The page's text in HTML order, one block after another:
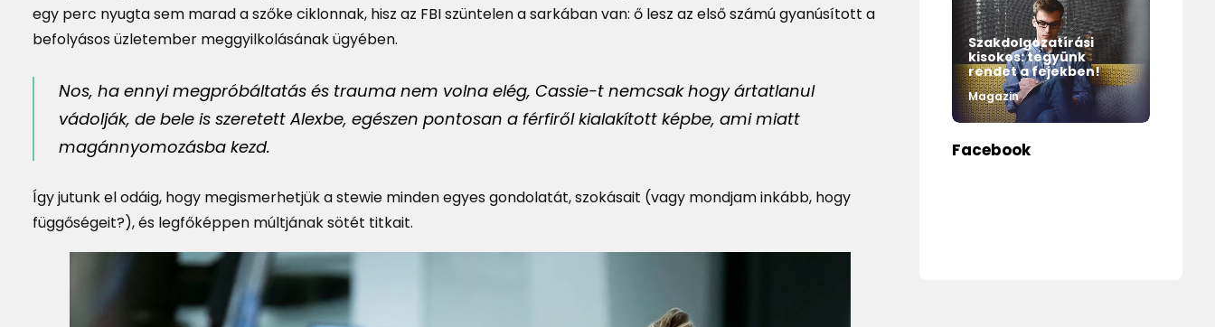
egy perc nyugta sem marad a szőke ciklonnak, hisz az FBI szüntelen a sarkában van: ő lesz az első számú gyanúsított a
befolyásos üzletember meggyilkolásának ügyében.
Nos, ha ennyi megpróbáltatás és trauma nem volna elég, Cassie-t nemcsak hogy ártatlanul
vádolják, de bele is szeretett Alexbe, egészen pontosan a férfiről kialakított képbe, ami miatt
magánnyomozásba kezd.
Így jutunk el odáig, hogy megismerhetjük a stewie minden egyes gondolatát, szokásait (vagy mondjam inkább, hogy
függőségeit?), és legfőképpen múltjának sötét titkait.
Szakdolgozatírási
kisokos: tegyünk
rendet a fejekben!
Magazin
Facebook